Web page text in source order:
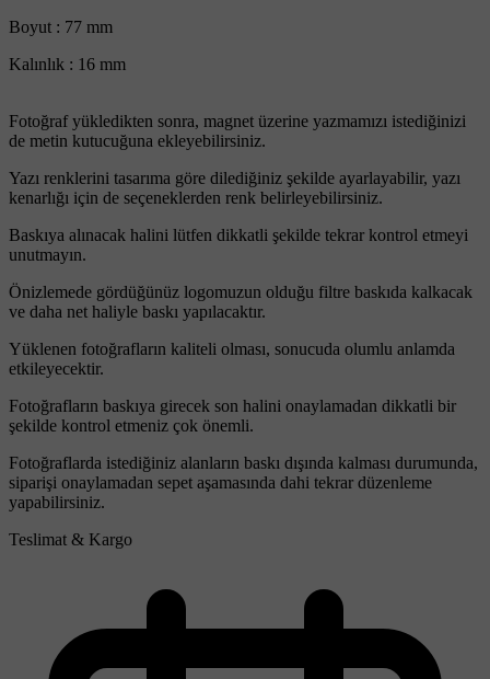
Boyut : 77 mm
Kalınlık : 16 mm
Fotoğraf yükledikten sonra, magnet üzerine yazmamızı istediğinizi
de metin kutucuğuna ekleyebilirsiniz.
Yazı renklerini tasarıma göre dilediğiniz şekilde ayarlayabilir, yazı
kenarlığı için de seçeneklerden renk belirleyebilirsiniz.
Baskıya alınacak halini lütfen dikkatli şekilde tekrar kontrol etmeyi
unutmayın.
Önizlemede gördüğünüz logomuzun olduğu filtre baskıda kalkacak
ve daha net haliyle baskı yapılacaktır.
Yüklenen fotoğrafların kaliteli olması, sonucuda olumlu anlamda
etkileyecektir.
Fotoğrafların baskıya girecek son halini onaylamadan dikkatli bir
şekilde kontrol etmeniz çok önemli.
Fotoğraflarda istediğiniz alanların baskı dışında kalması durumunda,
siparişi onaylamadan sepet aşamasında dahi tekrar düzenleme
yapabilirsiniz.
Teslimat & Kargo